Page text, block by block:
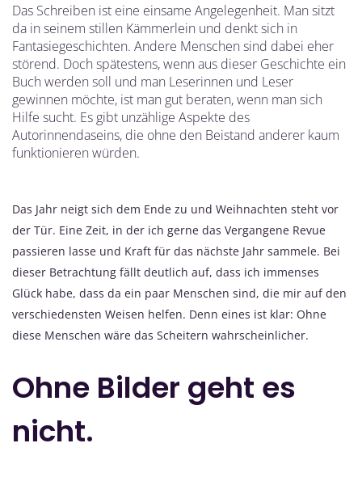
Das Schreiben ist eine einsame Angelegenheit. Man sitzt
da in seinem stillen Kämmerlein und denkt sich in
Fantasiegeschichten. Andere Menschen sind dabei eher
störend. Doch spätestens, wenn aus dieser Geschichte ein
Buch werden soll und man Leserinnen und Leser
gewinnen möchte, ist man gut beraten, wenn man sich
Hilfe sucht. Es gibt unzählige Aspekte des
Autorinnendaseins, die ohne den Beistand anderer kaum
funktionieren würden.
Das Jahr neigt sich dem Ende zu und Weihnachten steht vor
der Tür. Eine Zeit, in der ich gerne das Vergangene Revue
passieren lasse und Kraft für das nächste Jahr sammele. Bei
dieser Betrachtung fällt deutlich auf, dass ich immenses
Glück habe, dass da ein paar Menschen sind, die mir auf den
verschiedensten Weisen helfen. Denn eines ist klar: Ohne
diese Menschen wäre das Scheitern wahrscheinlicher.
Ohne Bilder geht es
nicht.